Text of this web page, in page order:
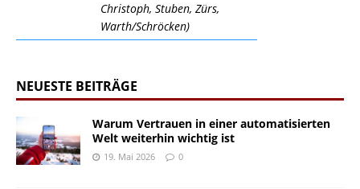
Christoph, Stuben, Zürs,
Warth/Schröcken)
NEUESTE BEITRÄGE
Warum Vertrauen in einer automatisierten
Welt weiterhin wichtig ist
19. Mai 2026 0